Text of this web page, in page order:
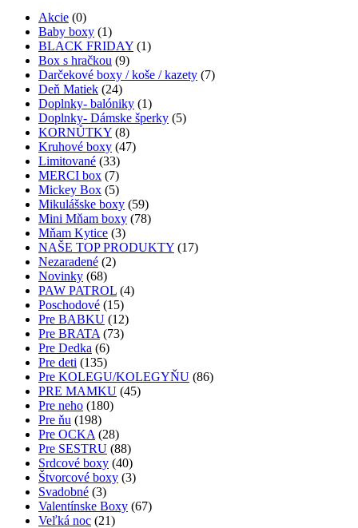
Akcie (0)
Baby boxy (1)
BLACK FRIDAY (1)
Box s hračkou (9)
Darčekové boxy / koše / kazety (7)
Deň Matiek (24)
Doplnky- balóniky (1)
Doplnky- Dámske šperky (5)
KORNŮTKY (8)
Kruhové boxy (47)
Limitované (33)
MERCI box (7)
Mickey Box (5)
Mikulášske boxy (59)
Mini Mňam boxy (78)
Mňam Kytice (3)
NAŠE TOP PRODUKTY (17)
Nezaradené (2)
Novinky (68)
PAW PATROL (4)
Poschodové (15)
Pre BABKU (12)
Pre BRATA (73)
Pre Dedka (6)
Pre deti (135)
Pre KOLEGU/KOLEGYŇU (86)
PRE MAMKU (45)
Pre neho (180)
Pre ňu (198)
Pre OCKA (28)
Pre SESTRU (88)
Srdcové boxy (40)
Štvorcové boxy (3)
Svadobné (3)
Valentínske Boxy (67)
Veľká noc (21)